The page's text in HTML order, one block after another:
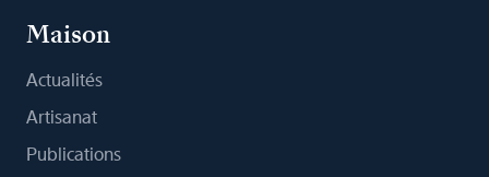
Maison
Actualités
Artisanat
Publications